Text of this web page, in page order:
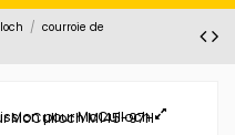
courroie de